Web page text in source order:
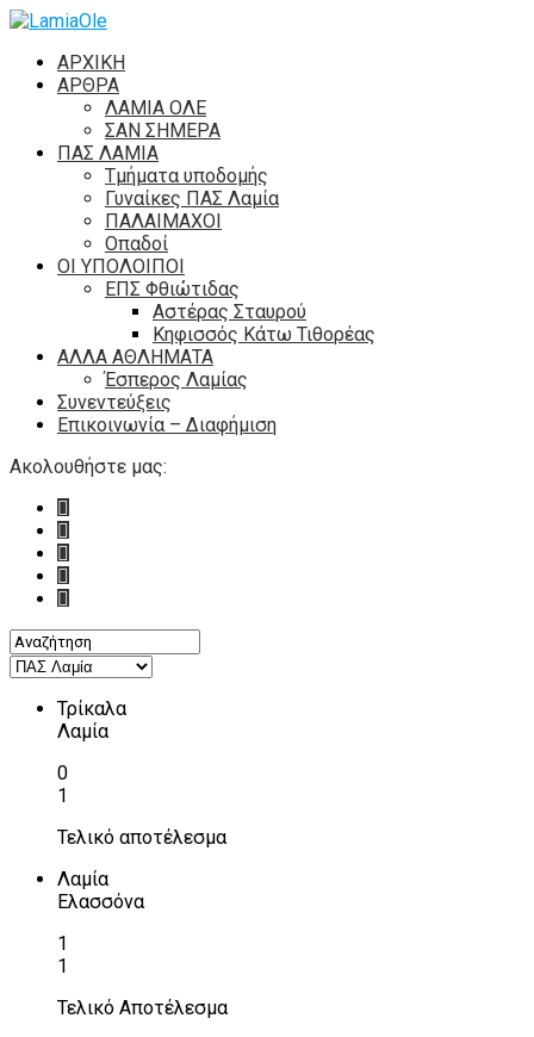
ΑΡΧΙΚΗ
ΑΡΘΡΑ
ΛΑΜΙΑ ΟΛΕ
ΣΑΝ ΣΗΜΕΡΑ
ΠΑΣ ΛΑΜΙΑ
Τμήματα υποδομής
Γυναίκες ΠΑΣ Λαμία
ΠΑΛΑΙΜΑΧΟΙ
Οπαδοί
ΟΙ ΥΠΟΛΟΙΠΟΙ
ΕΠΣ Φθιώτιδας
Αστέρας Σταυρού
Κηφισσός Κάτω Τιθορέας
ΑΛΛΑ ΑΘΛΗΜΑΤΑ
Έσπερος Λαμίας
Συνεντεύξεις
Επικοινωνία – Διαφήμιση
Ακολουθήστε μας:
Τρίκαλα
Λαμία
0
1
Τελικό αποτέλεσμα
Λαμία
Ελασσόνα
1
1
Τελικό Αποτέλεσμα